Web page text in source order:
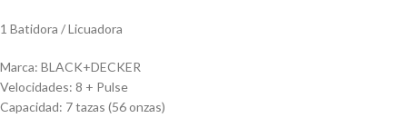
1 Batidora / Licuadora
Marca: BLACK+DECKER
Velocidades: 8 + Pulse
Capacidad: 7 tazas (56 onzas)